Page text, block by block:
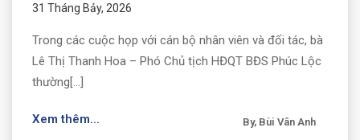
31 Tháng Bảy, 2026
Trong các cuộc họp với cán bộ nhân viên và đối tác, bà
Lê Thị Thanh Hoa – Phó Chủ tịch HĐQT BĐS Phúc Lộc
thường[...]
Xem thêm... By, Bùi Vân Anh